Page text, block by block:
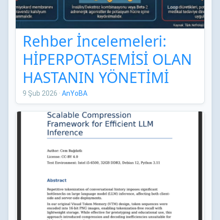
Rehber İncelemeleri:
HİPERPOTASEMİSİ OLAN
HASTANIN YÖNETİMİ
TÜRK NEFROLOJİ
DERNEĞİ UZMAN
GÖRÜŞÜ RAPORU
9 Şub 2026 · AnYoBA